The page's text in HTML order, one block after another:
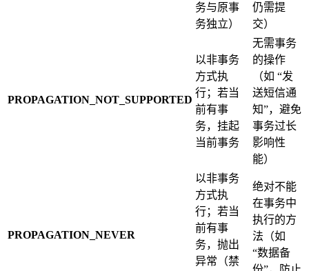
务与原事
务独立）
仍需提
交）
PROPAGATION_NOT_SUPPORTED
以非事务
方式执
行；若当
前有事
务，挂起
当前事务
无需事务
的操作
（如 “发
送短信通
知”，避免
事务过长
影响性
能）
PROPAGATION_NEVER
以非事务
方式执
行；若当
前有事
务，抛出
异常（禁
绝对不能
在事务中
执行的方
法（如
“数据备